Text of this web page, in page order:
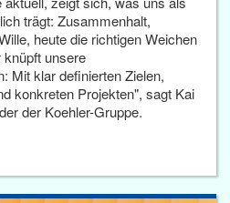
trägt: Zusammenhalt,
heute die richtigen Weichen
unsere
Mit klar definierten Zielen,
konkreten Projekten", sagt Kai
der Koehler-Gruppe.